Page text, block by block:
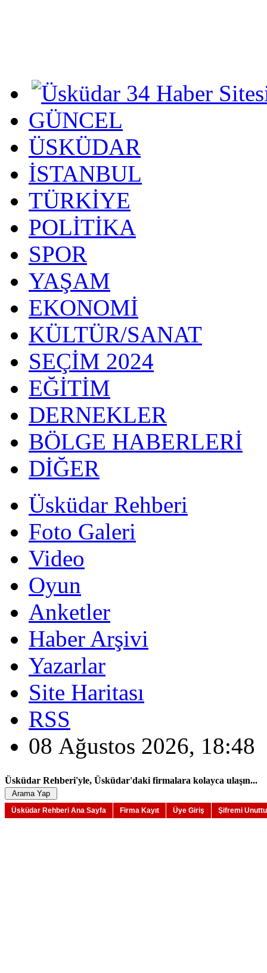
GÜNCEL
ÜSKÜDAR
İSTANBUL
TÜRKİYE
POLİTİKA
SPOR
YAŞAM
EKONOMİ
KÜLTÜR/SANAT
SEÇİM 2024
EĞİTİM
DERNEKLER
BÖLGE HABERLERİ
DİĞER
Üsküdar Rehberi
Foto Galeri
Video
Oyun
Anketler
Haber Arşivi
Yazarlar
Site Haritası
RSS
08 Ağustos 2026, 18:48
Üsküdar Rehberi'yle, Üsküdar'daki firmalara kolayca ulaşın...
Üsküdar Rehberi Ana Sayfa Firma Kayıt Üye Giriş Şifremi